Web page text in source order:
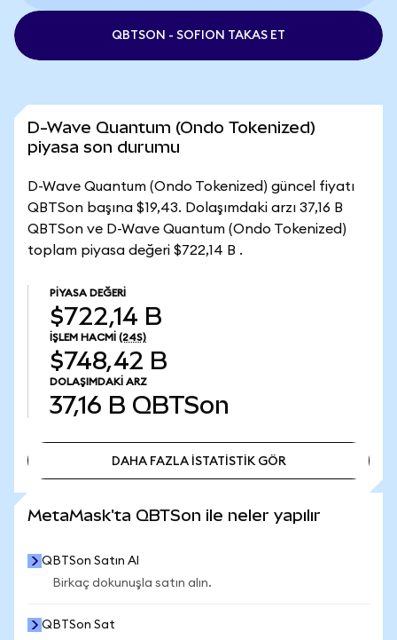
QBTSON - SOFION TAKAS ET
D-Wave Quantum (Ondo Tokenized)
piyasa son durumu
D-Wave Quantum (Ondo Tokenized) güncel fiyatı
QBTSon başına $19,43. Dolaşımdaki arzı 37,16 B
QBTSon ve D-Wave Quantum (Ondo Tokenized)
toplam piyasa değeri $722,14 B .
PIYASA DEĞERI
$722,14 B
İŞLEM HACMI (24S)
$748,42 B
DOLAŞIMDAKI ARZ
37,16 B QBTSon
DAHA FAZLA İSTATİSTİK GÖR
MetaMask'ta QBTSon ile neler yapılır
QBTSon Satın Al
Birkaç dokunuşla satın alın.
QBTSon Sat